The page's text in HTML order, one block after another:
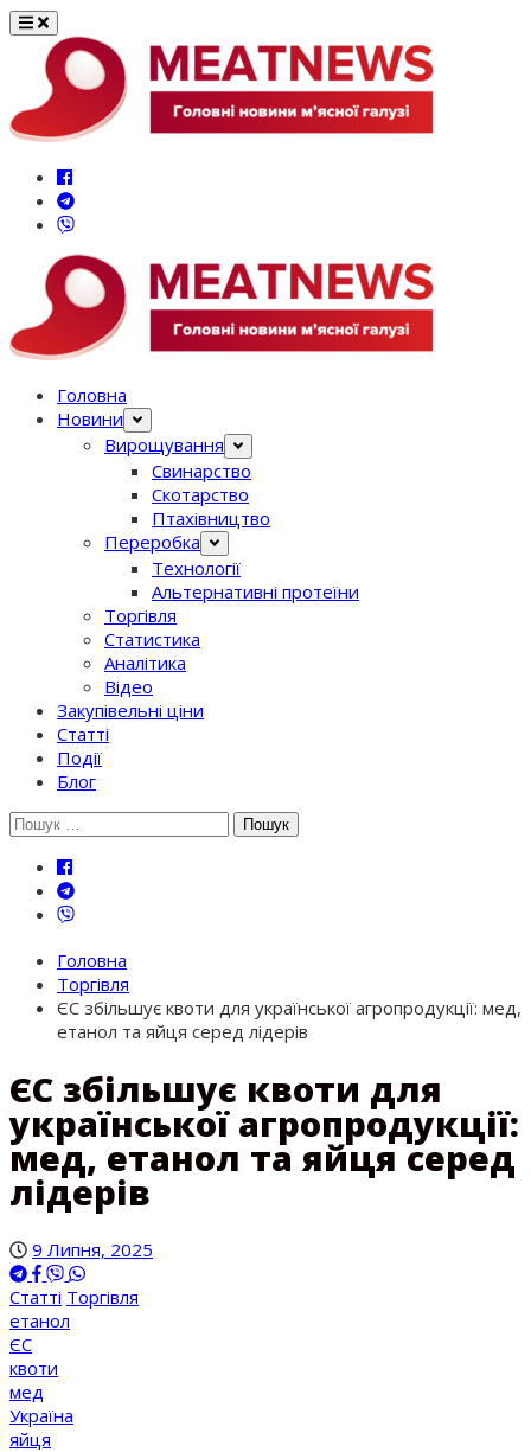
Перейти
вмісту
Головна
Новини
Вирощування
Свинарство
Скотарство
Птахівництво
Переробка
Технології
Альтернативні протеїни
Торгівля
Статистика
Аналітика
Відео
Закупівельні ціни
Статті
Події
Блог
Шукати:
Головна
Торгівля
ЄС збільшує квоти для української агропродукції: мед,
етанол та яйця серед лідерів
ЄС збільшує квоти для
української агропродукції:
мед, етанол та яйця серед
лідерів
9 Липня, 2025
Статті Торгівля
етанол
ЄС
квоти
мед
Україна
яйця